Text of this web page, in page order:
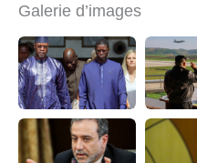
Galerie d’images